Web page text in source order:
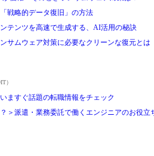
戦略的データ復旧」の方法
テンツを高速で生成する、AI活用の秘訣
サムウェア対策に必要なクリーンな復元とは
）
ますぐ話題の転職情報をチェック
＞派遣・業務委託で働くエンジニアのお役立